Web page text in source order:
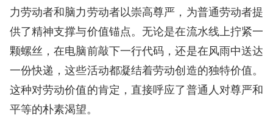
力劳动者和脑力劳动者以崇高尊严，为普通劳动者提
供了精神支撑与价值锚点。无论是在流水线上拧紧一
颗螺丝，在电脑前敲下一行代码，还是在风雨中送达
一份快递，这些活动都凝结着劳动创造的独特价值。
这种对劳动价值的肯定，直接呼应了普通人对尊严和
平等的朴素渴望。